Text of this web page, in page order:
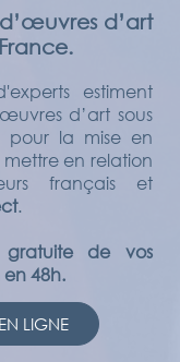
d’art
estiment
d’art sous
pour la mise en
en relation
français et
.
gratuite de vos
48h.
LIGNE